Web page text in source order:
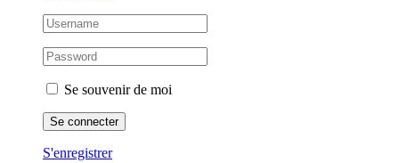
Se souvenir de moi
S'enregistrer